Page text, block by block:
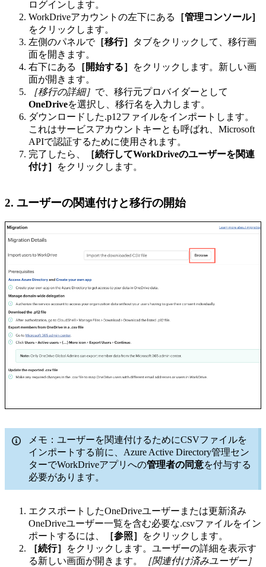
ログインします。
WorkDriveアカウントの左下にある
［管理コンソール］
をクリックします。
左側のパネルで［移行］
タブをクリックして、移行画
面を開きます。
右下にある
［開始する］
をクリックします。新しい画
面が開きます。
［移行の詳細］ で、移行元プロバイダーとして
OneDriveを選択し、移行名を入力します。
ダウンロードした.p12ファイルをインポートします。
これはサービスアカウントキーとも呼ばれ、Microsoft
APIで認証するために使用されます。
完了したら、
［続行してWorkDriveのユーザーを関連
付け］
をクリックします。
2. ユーザーの関連付けと移行の開始
メモ：ユーザーを関連付けるためにCSVファイルを
インポートする前に、Azure Active Directory管理セン
ターでWorkDriveアプリへの管理者の同意を付与する
必要があります。
エクスポートしたOneDriveユーザーまたは更新済み
OneDriveユーザー一覧を含む必要な.csvファイルをイン
ポートするには、
［参照］
をクリックします。
［続行］
をクリックします。ユーザーの詳細を表示す
る新しい画面が開きます。
［関連付け済みユーザー］